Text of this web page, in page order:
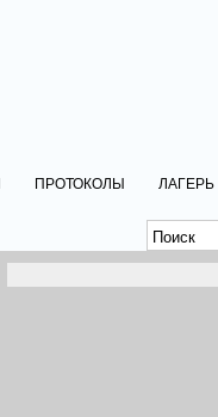
ПРОТОКОЛЫ ЛАГЕРЬ